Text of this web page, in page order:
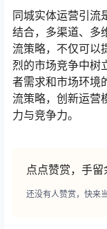
同城实体运营引流
结合，多渠道、多
流策略，不仅可以
烈的市场竞争中树
者需求和市场环境
流策略，创新运营
力与竞争力。
点点赞赏，手留
还没有人赞赏，快来